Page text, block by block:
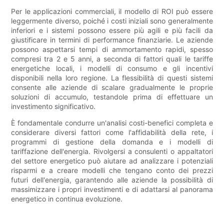
Per le applicazioni commerciali, il modello di ROI può essere
leggermente diverso, poiché i costi iniziali sono generalmente
inferiori e i sistemi possono essere più agili e più facili da
giustificare in termini di performance finanziarie. Le aziende
possono aspettarsi tempi di ammortamento rapidi, spesso
compresi tra 2 e 5 anni, a seconda di fattori quali le tariffe
energetiche locali, i modelli di consumo e gli incentivi
disponibili nella loro regione. La flessibilità di questi sistemi
consente alle aziende di scalare gradualmente le proprie
soluzioni di accumulo, testandole prima di effettuare un
investimento significativo.
È fondamentale condurre un'analisi costi-benefici completa e
considerare diversi fattori come l'affidabilità della rete, i
programmi di gestione della domanda e i modelli di
tariffazione dell'energia. Rivolgersi a consulenti o appaltatori
del settore energetico può aiutare ad analizzare i potenziali
risparmi e a creare modelli che tengano conto dei prezzi
futuri dell'energia, garantendo alle aziende la possibilità di
massimizzare i propri investimenti e di adattarsi al panorama
energetico in continua evoluzione.